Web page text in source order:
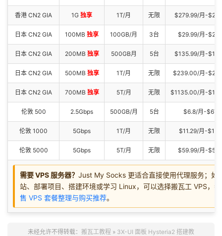
香港 CN2 GIA 1G 独享 1T/月 无限 $279.99/月-
日本 CN2 GIA 100MB 独享 100GB/月 3台 $29.99/月-
日本 CN2 GIA 200MB 独享 500GB月 5台 $135.99/月-
日本 CN2 GIA 500MB 独享 1T/月 无限 $239.00/月-
日本 CN2 GIA 700MB 独享 5T/月 无限 $1135.00/月-
伦敦 500 2.5Gbps 500GB/月 5台 $6.8/月-
伦敦 1000 5Gbps 1T/月 无限 $11.29/月-
伦敦 5000 5Gbps 5T/月 无限 $59.99/月-
需要 VPS 服务器？ Just My Socks 更适合直接使用代理服务；如
站、部署项目、搭建环境或学习 Linux，可以选择搬瓦工 VPS，
售 VPS 套餐整理与购买推荐。
未经允许不得转载： 搬瓦工教程 » 3X-UI 面板 Hysteria2 搭建教